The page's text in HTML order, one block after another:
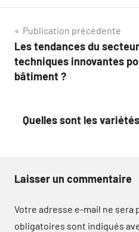
Navigation
de
l’article
Publication précédente
Les tendances du
techniques innovantes
bâtiment ?
Quelles sont les
Laisser un commentaire
Votre adresse e-mail ne sera
obligatoires sont indiqués